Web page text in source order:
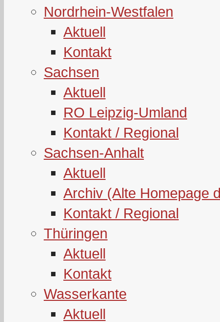
Nordrhein-Westfalen
Aktuell
Kontakt
Sachsen
Aktuell
RO Leipzig-Umland
Kontakt / Regional
Sachsen-Anhalt
Aktuell
Archiv (Alte Homepage
Kontakt / Regional
Thüringen
Aktuell
Kontakt
Wasserkante
Aktuell